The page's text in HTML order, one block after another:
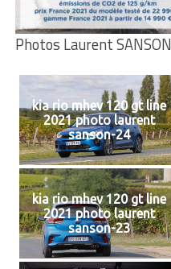
Photos Laurent SANSON
kia rio mhev 120 gt line
2021 photo laurent
sanson-24
kia rio mhev 120 gt line
2021 photo laurent
sanson-23